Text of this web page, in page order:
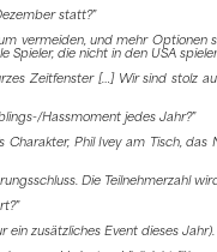
statt?”
vermeiden, und mehr
Spieler, die nicht in den USA
Zeitfenster […] Wir sind stolz
Hassmoment jedes Jahr?”
Phil Ivey am Tisch,
Die Teilnehmerzahl
”
zusätzliches Event dieses